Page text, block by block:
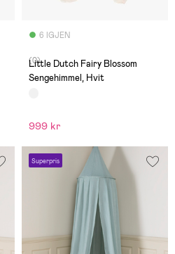
6 IGJEN
(0)
Little Dutch Fairy Blossom
Sengehimmel, Hvit
999 kr
Superpris